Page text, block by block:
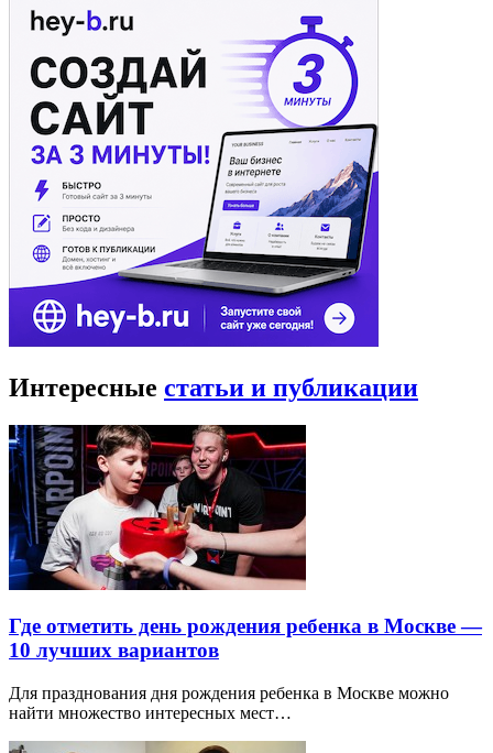
Интересные статьи и публикации
Где отметить день рождения ребенка в Москве —
10 лучших вариантов
Для празднования дня рождения ребенка в Москве можно
найти множество интересных мест…